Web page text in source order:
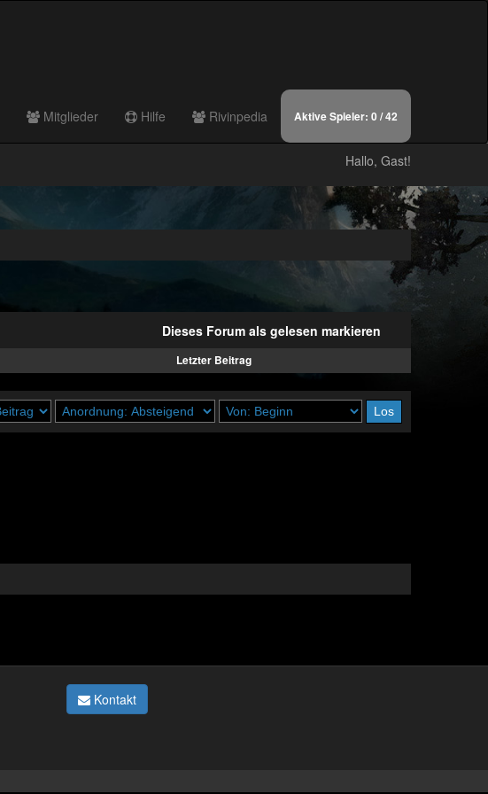
Mitglieder Hilfe Rivinpedia Aktive Spieler: 0 / 42
Hallo, Gast!
Dieses Forum als gelesen markieren
Letzter Beitrag
Kontakt